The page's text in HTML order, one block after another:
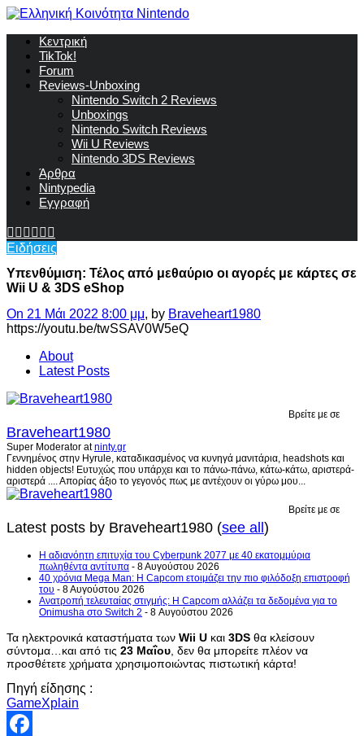
Κεντρική
TikTok!
Forum
Reviews-Unboxing
Nintendo Switch 2 Reviews
Unboxings
Nintendo Switch Reviews
Wii U Reviews
Nintendo 3DS Reviews
Άρθρα
Nintypedia
Εγγραφή
Ειδήσεις
Υπενθύμιση: Τέλος από μεθαύριο οι αγορές με κάρτες σε
Wii U & 3DS eShop
On 21 Μάι 2022 8:00 μμ, by Braveheart1980
https://youtu.be/twSSAV0W5eQ
About
Latest Posts
Βρείτε με σε
Braveheart1980
Super Moderator atninty.gr
Γεννημένος στην Hyrule, καταδικασμένος να κυνηγά μανιτάρια, headshots και
hidden objects! Ευτυχώς που υπάρχει και το πάνω-πάνω, κάτω-κάτω, αριστερά-
αριστερά .... Απορίας άξιο το γεγονός πως με αντέχουν οι γύρω μου...
Βρείτε με σε
Latest posts by Braveheart1980 (see all)
H αδιανόητη επιτυχία του Cyberpunk 2077 με 40 εκατομμύρια
πωληθέντα αντίτυπα - 8 Αυγούστου 2026
40 χρόνια Mega Man: Η Capcom ετοιμάζει την πιο φιλόδοξη επιστροφή
του - 8 Αυγούστου 2026
Ανατροπή τελευταίας στιγμής: Η Capcom αλλάζει τα δεδομένα για το
Onimusha στο Switch 2 - 8 Αυγούστου 2026
Τα ηλεκτρονικά καταστήματα των Wii U και 3DS θα κλείσουν
σύντομα…και από τις 23 Μαΐου , δεν θα μπορείτε πλέον να
προσθέτετε χρήματα χρησιμοποιώντας πιστωτική κάρτα!
Πηγή είδησης :
GameXplain